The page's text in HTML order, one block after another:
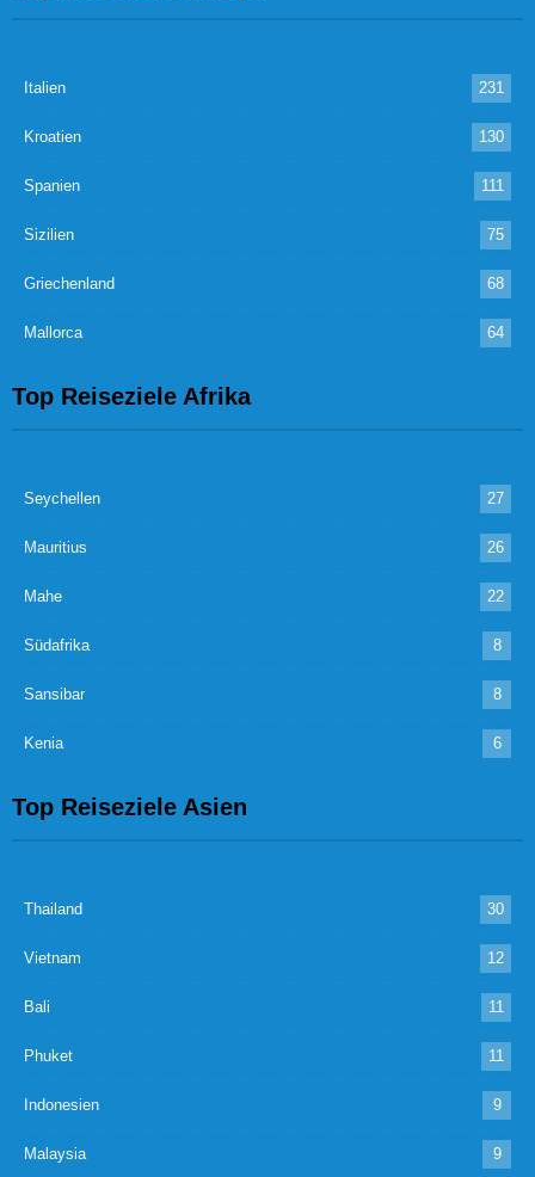
Italien 231
Kroatien 130
Spanien 111
Sizilien 75
Griechenland 68
Mallorca 64
Top Reiseziele Afrika
Seychellen 27
Mauritius 26
Mahe 22
Südafrika 8
Sansibar 8
Kenia 6
Top Reiseziele Asien
Thailand 30
Vietnam 12
Bali 11
Phuket 11
Indonesien 9
Malaysia 9